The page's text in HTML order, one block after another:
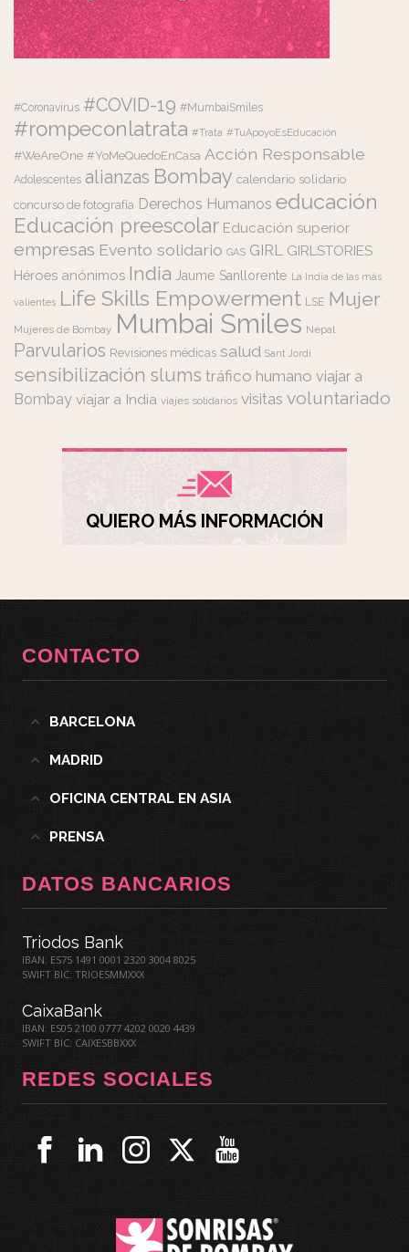
#Coronavirus #COVID-19 #MumbaiSmiles
#rompeconlatrata #Trata #TuApoyoEsEducación
#WeAreOne #YoMeQuedoEnCasa Acción Responsable
Adolescentes alianzas Bombay calendario solidario
concurso de fotografía Derechos Humanos educación
Educación preescolar Educación superior
empresas Evento solidario GAS GIRL GIRLSTORIES
Héroes anónimos India Jaume Sanllorente La India de las más
valientes Life Skills Empowerment LSE Mujer
Mujeres de Bombay Mumbai Smiles Nepal
Parvularios Revisiones médicas salud Sant Jordi
sensibilización slums tráfico humano viajar a
Bombay viajar a India viajes solidarios visitas voluntariado
QUIERO MÁS INFORMACIÓN
CONTACTO
BARCELONA
MADRID
OFICINA CENTRAL EN ASIA
PRENSA
DATOS BANCARIOS
Triodos Bank
IBAN: ES75 1491 0001 2320 3004 8025
SWIFT BIC: TRIOESMMXXX
CaixaBank
IBAN: ES05 2100 0777 4202 0020 4439
SWIFT BIC: CAIXESBBXXX
REDES SOCIALES